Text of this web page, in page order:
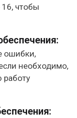
16, чтобы
ошибки,
необходимо,
работу